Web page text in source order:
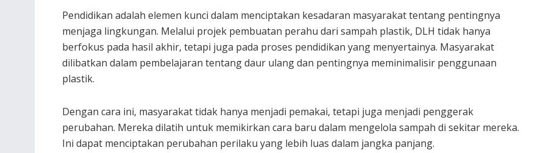
Pendidikan adalah elemen kunci dalam menciptakan kesadaran masyarakat tentang pentingnya
menjaga lingkungan. Melalui projek pembuatan perahu dari sampah plastik, DLH tidak hanya
berfokus pada hasil akhir, tetapi juga pada proses pendidikan yang menyertainya. Masyarakat
dilibatkan dalam pembelajaran tentang daur ulang dan pentingnya meminimalisir penggunaan
plastik.
Dengan cara ini, masyarakat tidak hanya menjadi pemakai, tetapi juga menjadi penggerak
perubahan. Mereka dilatih untuk memikirkan cara baru dalam mengelola sampah di sekitar mereka.
Ini dapat menciptakan perubahan perilaku yang lebih luas dalam jangka panjang.